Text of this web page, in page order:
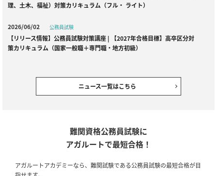
理、土木、福祉）対策カリキュラム（フル・ ライト）
2026/06/02 公務員試験
【リリース情報】公務員試験対策講座 | 【2027年合格目標】高卒区分対
策カリキュラム（国家一般職＋専門職・地方初級）
公務員試験
［法律区分・教養区分併願］対策カリキュラム（大卒/1年コース）／国家
ニュース一覧はこちら
難関資格公務員試験に
アガルートで最短合格！
アガルートアカデミーなら、難関試験である公務員試験の最短合格が目